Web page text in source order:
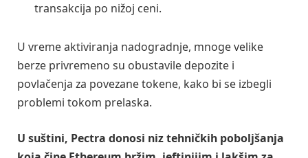
transakcija po nižoj ceni.
U vreme aktiviranja nadogradnje, mnoge velike
berze privremeno su obustavile depozite i
povlačenja za povezane tokene, kako bi se izbegli
problemi tokom prelaska.
U suštini, Pectra donosi niz tehničkih poboljšanja